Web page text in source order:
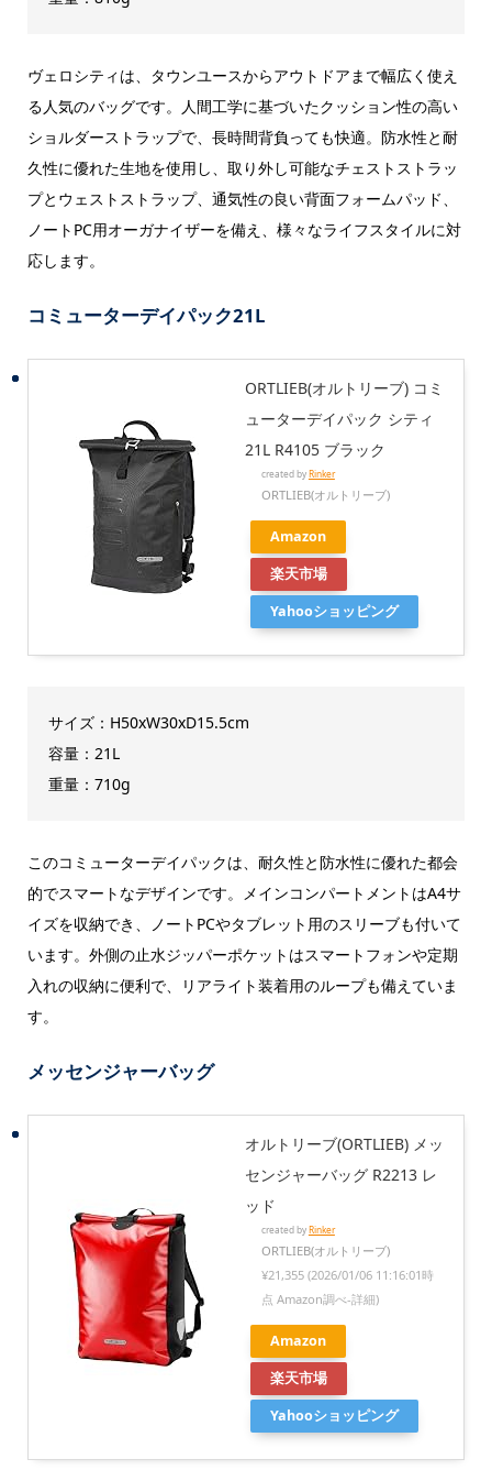
ヴェロシティは、タウンユースからアウトドアまで幅広く使え
る人気のバッグです。人間工学に基づいたクッション性の高い
ショルダーストラップで、長時間背負っても快適。防水性と耐
久性に優れた生地を使用し、取り外し可能なチェストストラッ
プとウェストストラップ、通気性の良い背面フォームパッド、
ノートPC用オーガナイザーを備え、様々なライフスタイルに対
応します。
コミューターデイパック21L
ORTLIEB(オルトリーブ) コミ
ューターデイパック シティ
21L R4105 ブラック
created byRinker
ORTLIEB(オルトリーブ)
Amazon
楽天市場
Yahooショッピング
サイズ：H50xW30xD15.5cm
容量：21L
重量：710g
このコミューターデイパックは、耐久性と防水性に優れた都会
的でスマートなデザインです。メインコンパートメントはA4サ
イズを収納でき、ノートPCやタブレット用のスリーブも付いて
います。外側の止水ジッパーポケットはスマートフォンや定期
入れの収納に便利で、リアライト装着用のループも備えていま
す。
メッセンジャーバッグ
オルトリーブ(ORTLIEB) メッ
センジャーバッグ R2213 レ
ッド
created byRinker
ORTLIEB(オルトリーブ)
¥21,355 (2026/01/06 11:16:01時
点 Amazon調べ-詳細)
Amazon
楽天市場
Yahooショッピング